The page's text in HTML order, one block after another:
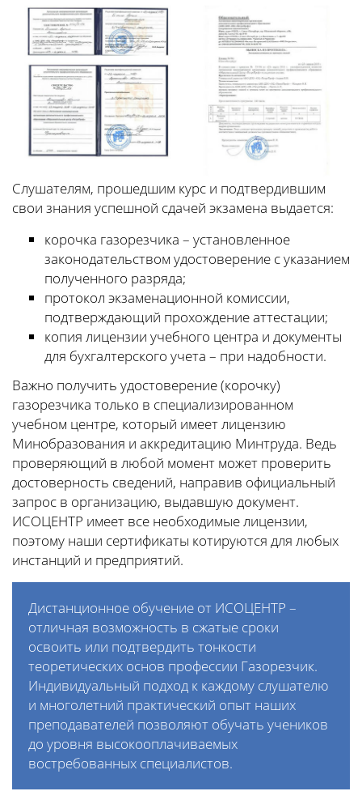
Слушателям, прошедшим курс и подтвердившим
свои знания успешной сдачей экзамена выдается:
корочка газорезчика – установленное
законодательством удостоверение с указанием
полученного разряда;
протокол экзаменационной комиссии,
подтверждающий прохождение аттестации;
копия лицензии учебного центра и документы
для бухгалтерского учета – при надобности.
Важно получить удостоверение (корочку)
газорезчика только в специализированном
учебном центре, который имеет лицензию
Минобразования и аккредитацию Минтруда. Ведь
проверяющий в любой момент может проверить
достоверность сведений, направив официальный
запрос в организацию, выдавшую документ.
ИСОЦЕНТР имеет все необходимые лицензии,
поэтому наши сертификаты котируются для любых
инстанций и предприятий.
Дистанционное обучение от ИСОЦЕНТР –
отличная возможность в сжатые сроки
освоить или подтвердить тонкости
теоретических основ профессии Газорезчик.
Индивидуальный подход к каждому слушателю
и многолетний практический опыт наших
преподавателей позволяют обучать учеников
до уровня высокооплачиваемых
востребованных специалистов.